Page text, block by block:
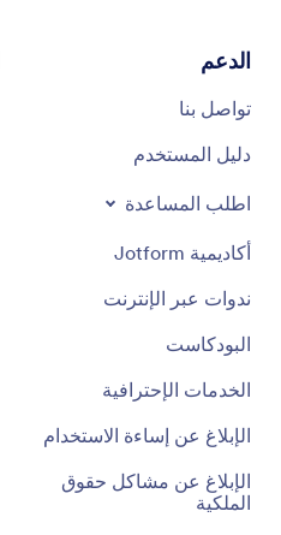
الدعم
تواصل بنا
دليل المستخدم
اطلب المساعدة
أكاديمية Jotform
ندوات عبر الإنترنت
البودكاست
الخدمات الإحترافية
الإبلاغ عن إساءة الاستخدام
الإبلاغ عن مشاكل حقوق
الملكية